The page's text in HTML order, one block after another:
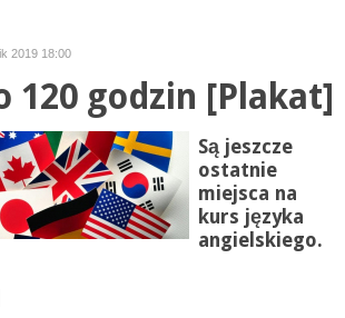
2019 18:00
120 godzin [Plakat]
Są jeszcze
ostatnie
miejsca na
kurs języka
angielskiego.